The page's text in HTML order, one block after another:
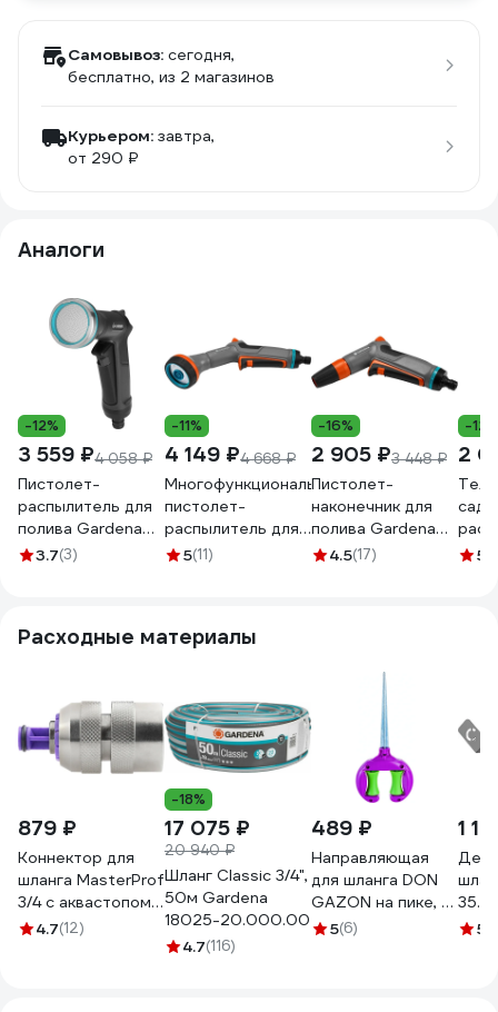
Самовывоз: сегодня,
бесплатно, из 2 магазинов
Курьером: завтра,
от 290 ₽
Аналоги
-12%
3 559 ₽4 058 ₽
Пистолет-
распылитель для
полива Gardena
EcoLine 18910-
3.7(3)
-11%
4 149 ₽4 668 ₽
Многофункциональный
пистолет-
распылитель для
полива Gardena
5(11)
-16%
2 905 ₽3 448 ₽
Пистолет-
наконечник для
полива Gardena
Comfort 18303-
4.5(17)
-12%
2
5
Расходные материалы
879 ₽
Коннектор для
шланга MasterProf
3/4 с аквастопом
соединитель
4.7(12)
-18%
17 075 ₽
20 940 ₽
Шланг Classic 3/4",
50м Gardena
18025-20.000.00
4.7(116)
489 ₽
Направляющая
для шланга DON
GAZON на пике, 2
ролика 1/6/24
5(6)
1
5